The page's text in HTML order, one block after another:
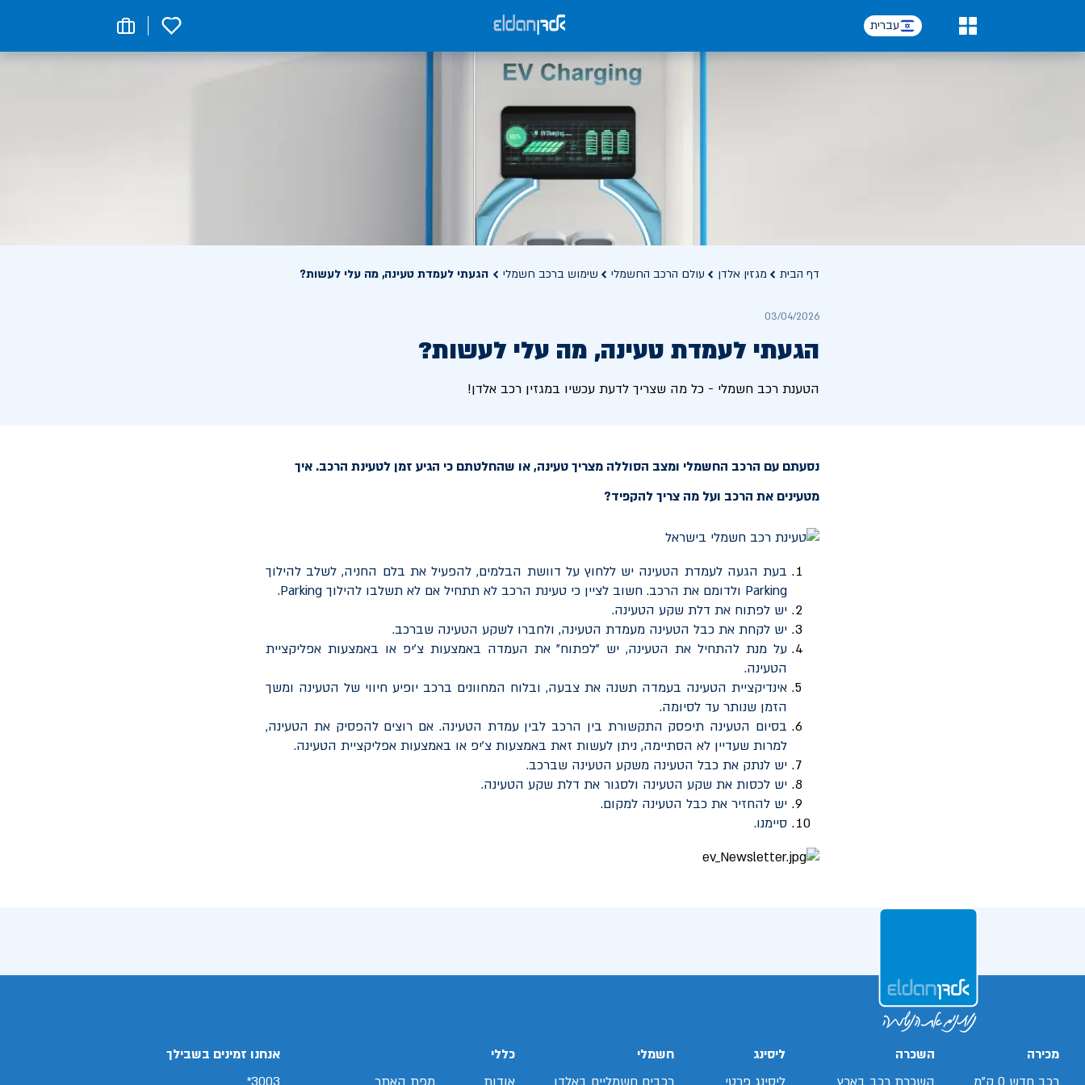
עברית 0
דף הבית מגזין אלדן עולם הרכב החשמלי שימוש ברכב חשמלי הגעתי לעמדת טעינה, מה עלי לעשות?
03/04/2026
הגעתי לעמדת טעינה, מה עלי לעשות?
הטענת רכב חשמלי - כל מה שצריך לדעת עכשיו במגזין רכב אלדן!
נסעתם עם הרכב החשמלי ומצב הסוללה מצריך טעינה, או שהחלטתם כי הגיע זמן לטעינת הרכב. איך
מטעינים את הרכב ועל מה צריך להקפיד?
בעת הגעה לעמדת הטעינה יש ללחוץ על דוושת הבלמים, להפעיל את בלם החניה, לשלב להילוך
Parking ולדומם את הרכב. חשוב לציין כי טעינת הרכב לא תתחיל אם לא תשלבו להילוך Parking
.
יש לפתוח את דלת שקע הטעינה.
יש לקחת את כבל הטעינה מעמדת הטעינה, ולחברו לשקע הטעינה שברכב.
על מנת להתחיל את הטעינה, יש "לפתוח" את העמדה באמצעות צ'יפ או באמצעות אפליקציית
הטעינה.
אינדיקציית הטעינה בעמדה תשנה את צבעה, ובלוח המחוונים ברכב יופיע חיווי של הטעינה ומשך
הזמן שנותר עד לסיומה.
בסיום הטעינה תיפסק התקשורת בין הרכב לבין עמדת הטעינה. אם רוצים להפסיק את הטעינה,
למרות שעדיין לא הסתיימה, ניתן לעשות זאת באמצעות צ'יפ או באמצעות אפליקציית הטעינה.
יש לנתק את כבל הטעינה משקע הטעינה שברכב.
יש לכסות את שקע הטעינה ולסגור את דלת שקע הטעינה.
יש להחזיר את כבל הטעינה למקום.
סיימנו.
מכירה
השכרה
ליסינג
חשמלי
כללי
אנחנו זמינים בשבילך